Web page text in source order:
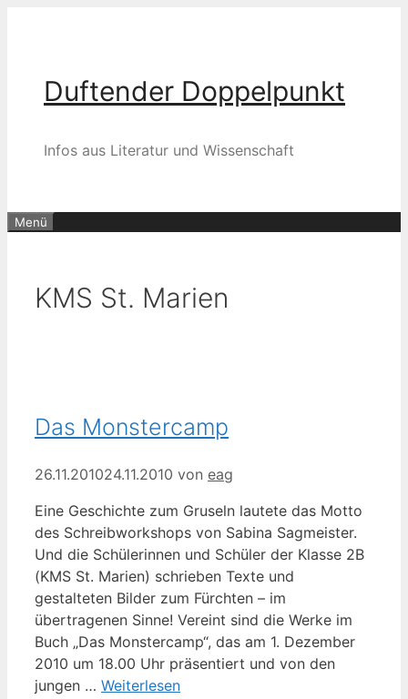
Duftender Doppelpunkt
Infos aus Literatur und Wissenschaft
Menü
KMS St. Marien
Das Monstercamp
26.11.201024.11.2010 von eag
Eine Geschichte zum Gruseln lautete das Motto
des Schreibworkshops von Sabina Sagmeister.
Und die Schülerinnen und Schüler der Klasse 2B
(KMS St. Marien) schrieben Texte und
gestalteten Bilder zum Fürchten – im
übertragenen Sinne! Vereint sind die Werke im
Buch „Das Monstercamp“, das am 1. Dezember
2010 um 18.00 Uhr präsentiert und von den
jungen … Weiterlesen